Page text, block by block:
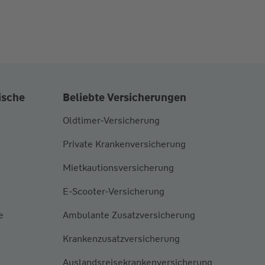
Beliebte Versicherungen
Oldtimer-Versicherung
Private Krankenversicherung
Mietkautionsversicherung
E-Scooter-Versicherung
Ambulante Zusatzversicherung
Krankenzusatzversicherung